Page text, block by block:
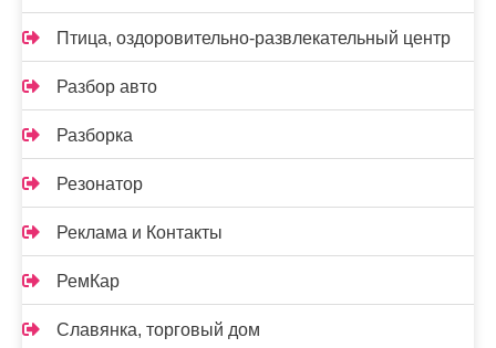
Птица, оздоровительно-развлекательный центр
Разбор авто
Разборка
Резонатор
Реклама и Контакты
РемКар
Славянка, торговый дом